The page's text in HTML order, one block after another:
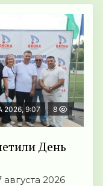
2026, 9:07 8
День
2026